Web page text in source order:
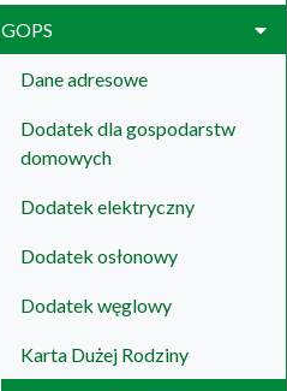
GOPS
Dane adresowe
Dodatek dla gospodarstw
domowych
Dodatek elektryczny
Dodatek osłonowy
Dodatek węglowy
Karta Dużej Rodziny